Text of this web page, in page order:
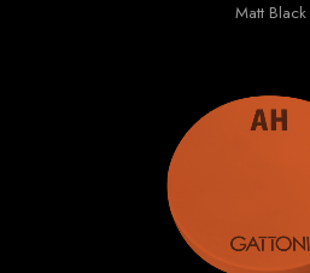
Matt Black